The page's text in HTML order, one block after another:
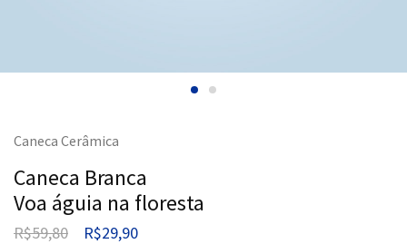
Caneca Cerâmica
Caneca Branca
Voa águia na floresta
R$59,80 R$29,90